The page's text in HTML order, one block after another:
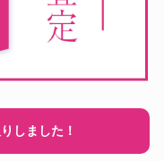
しました！